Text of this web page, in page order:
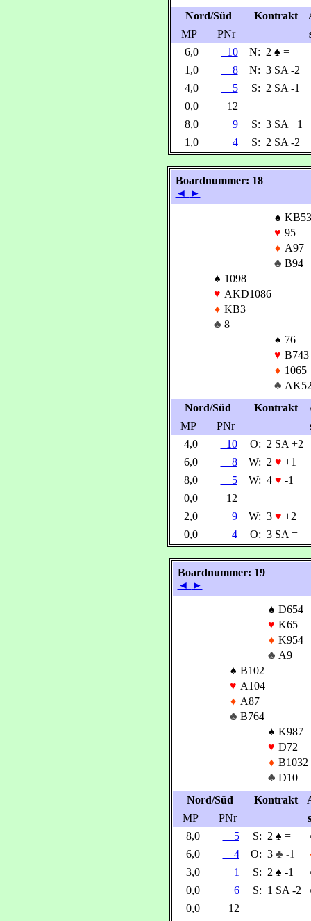
Nord/Süd
Kontrakt
MP
PNr
6,0
10 N: 2 ♠ =
1,0
8 N: 3 SA -2
4,0
5 S: 2 SA -1
0,0
12
8,0
9 S: 3 SA +1
1,0
4 S: 2 SA -2
Boardnummer: 18
◄ ►
♠
♥ 95
♦ A97
♣ B94
♠ 1098
♥ AKD1086
♦ KB3
♣ 8
♠ 76
♥ B743
♦ 1065
♣
Nord/Süd
Kontrakt
MP
PNr
4,0
10 O: 2 SA +2
6,0
8 W: 2 ♥ +1
8,0
5 W: 4 ♥ -1
0,0
12
2,0
9 W: 3 ♥ +2
0,0
4 O: 3 SA =
Boardnummer: 19
◄ ►
♠ D654
♥ K65
♦ K954
♣ A9
♠ B102
♥ A104
♦ A87
♣ B764
♠ K987
♥ D72
♦ B1032
♣ D10
Nord/Süd
Kontrakt
MP
PNr
8,0
5 S: 2 ♠ =
6,0
4 O: 3 ♣ -1
3,0
1 S: 2 ♠ -1
0,0
6 S: 1 SA -2
0,0
12